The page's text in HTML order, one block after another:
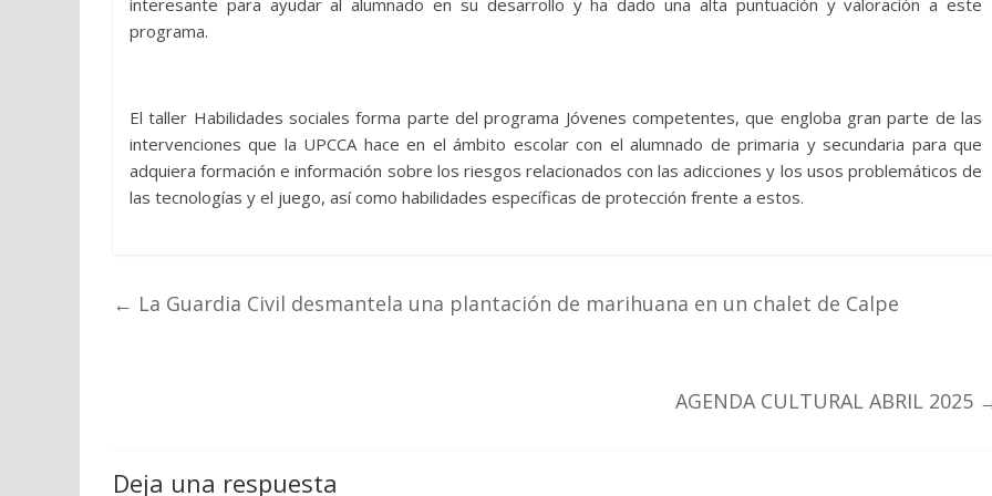
interesante para ayudar al alumnado en su desarrollo y ha dado una alta puntuación y valoración a este
programa.
El taller Habilidades sociales forma parte del programa Jóvenes competentes, que engloba gran parte de las
intervenciones que la UPCCA hace en el ámbito escolar con el alumnado de primaria y secundaria para que
adquiera formación e información sobre los riesgos relacionados con las adicciones y los usos problemáticos de
las tecnologías y el juego, así como habilidades específicas de protección frente a estos.
← La Guardia Civil desmantela una plantación de marihuana en un chalet de Calpe
AGENDA CULTURAL ABRIL 2025
Deja una respuesta